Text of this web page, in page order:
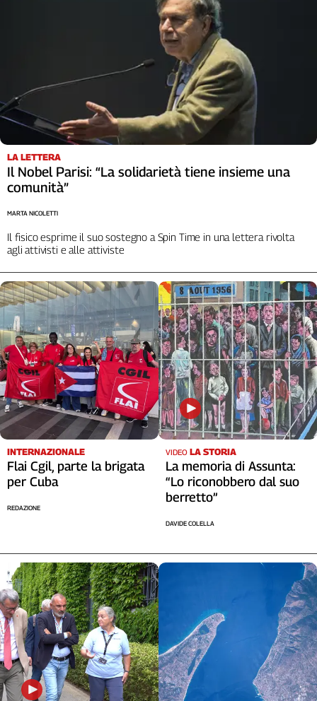
LA LETTERA
Il Nobel Parisi: “La solidarietà tiene insieme una
comunità”
Il fisico esprime il suo sostegno a Spin Time in una lettera rivolta
agli attivisti e alle attiviste
MARTA NICOLETTI
INTERNAZIONALE
Flai Cgil, parte la brigata
per Cuba
REDAZIONE
VIDEO LA STORIA
La memoria di Assunta:
“Lo riconobbero dal suo
berretto”
DAVIDE COLELLA